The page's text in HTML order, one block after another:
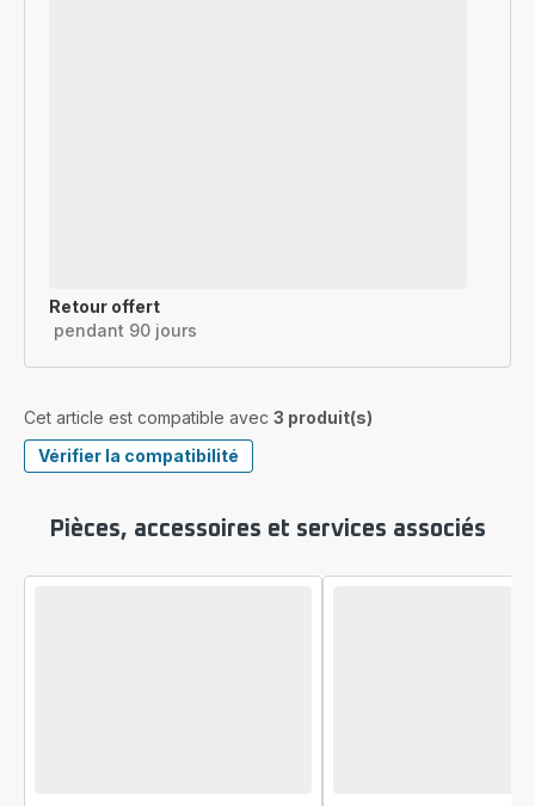
Retour offert
pendant 90 jours
Cet article est compatible avec 3 produit(s)
Vérifier la compatibilité
Pièces, accessoires et services associés